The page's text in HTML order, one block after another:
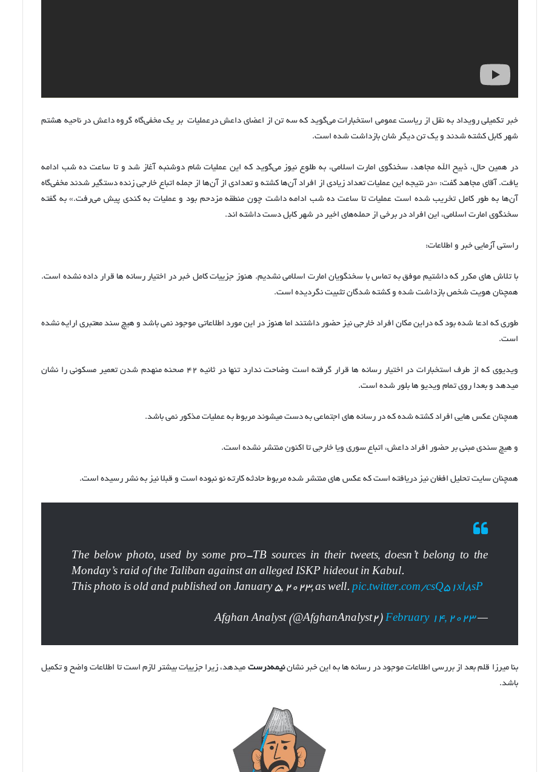
خبر تکمیلی رویداد به نقل از ریاست عمومی استخبارات می‌گوید که سه تن از اعضای داعش درعملیات بر یک مخفی‌گاه گروه داعش در ناحیه هشتم
شهر کابل کشته شدند و یک تن دیگر شان بازداشت شده است.
در همین حال، ذبیح الله مجاهد، سخنگوی امارت اسلامی، به طلوع نیوز می‌گوید که این عملیات شام دوشنبه آغاز شد و تا ساعت ده شب ادامه
یافت. آقای مجاهد گفت: «در نتیجه این عملیات تعداد زیادی از افراد آن‌ها کشته و تعدادی از آن‌ها از جمله اتباع خارجی زنده دستگیر شدند مخفی‌گاه
آن‌ها به طور کامل تخریب شده است عملیات تا ساعت ده شب ادامه داشت چون منطقه مزدحم بود و عملیات به کندی پیش می‌رفت.» به گفته
سخنگوی امارت اسلامی، این افراد در برخی از حمله‌های اخیر در شهر کابل دست داشته‌ اند.
راستی آزمایی خبر و اطلاعات:
با تلاش های مکرر که داشتیم موفق به تماس با سخنگویان امارت اسلامی نشدیم. هنوز جزییات کامل خبر در اختیار رسانه ها قرار داده نشده است.
همچنان هویت شخص بازداشت شده و کشته شدگان تثبیت نگردیده است.
طوری که ادعا شده بود که دراین مکان افراد خارجی نیز حضور داشتند اما هنوز در این مورد اطلاعاتی موجود نمی باشد و هیچ سند معتبری ارایه نشده
است.
ویدیوی که از طرف استخبارات در اختیار رسانه ها قرار گرفته است وضاحت ندارد تنها در ثانیه ۴۲ صحنه منهدم شدن تعمیر مسکونی را نشان
میدهد و بعدا روی تمام ویدیو ها بلور شده است.
همچنان عکس هایی افراد کشته شده که در رسانه های اجتماعی به دست میشوند مربوط به عملیات مذکور نمی باشد.
و هیچ سندی مبنی بر حضور افراد داعش، اتباع سوری ویا خارجی تا اکنون منتشر نشده است.
همچنان سایت تحلیل افغان نیز دریافته است که عکس های منتشر شده مربوط حادثه کارته نو نبوده است و قبلا نیز به نشر رسیده است.
The below photo, used by some pro-TB sources in their tweets, doesn’t belong to the
Monday’s raid of the Taliban against an alleged ISKP hideout in Kabul.
This photo is old and published on January 5, 2023, as well. pic.twitter.com/csQ51xl8sP
— Afghan Analyst (@AfghanAnalyst2)
February 14, 2023
بنا میرزا قلم بعد از بررسی اطلاعات موجود در رسانه ها به این خبر نشاننیمه‌درست میدهد، زیرا جزییات بیشتر لازم است تا اطلاعات واضح و تکمیل
باشد.